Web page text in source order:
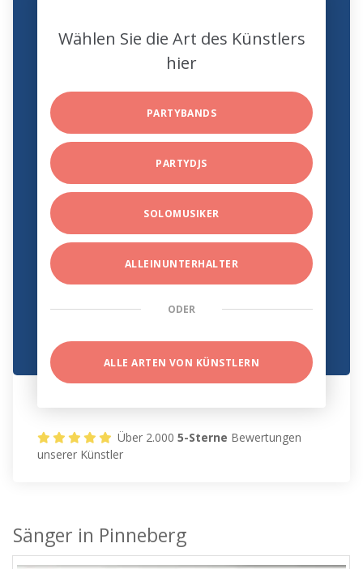
Wählen Sie die Art des Künstlers
hier
PARTYBANDS
PARTYDJS
SOLOMUSIKER
ALLEINUNTERHALTER
ODER
ALLE ARTEN VON KÜNSTLERN
Über 2.0005-Sterne Bewertungen
unserer Künstler
Sänger in Pinneberg